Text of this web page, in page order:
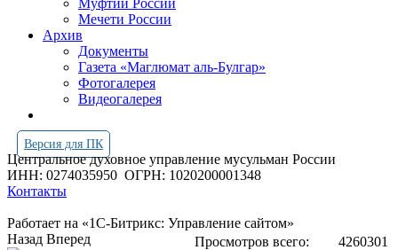
Муфтии России
Мечети России
Архив
Документы
Газета «Маглюмат аль-Булгар»
Фотогалерея
Видеогалерея
Версия для ПК
Центральное духовное управление мусульман России
ИНН: 0274035950 ОГРН: 1020200001348
Контакты
Работает на «1С-Битрикс: Управление сайтом»
Просмотров всего:
4260301
Назад Вперед